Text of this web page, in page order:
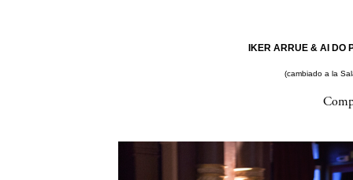
IKER ARRUE & AI DO
(cambiado a la